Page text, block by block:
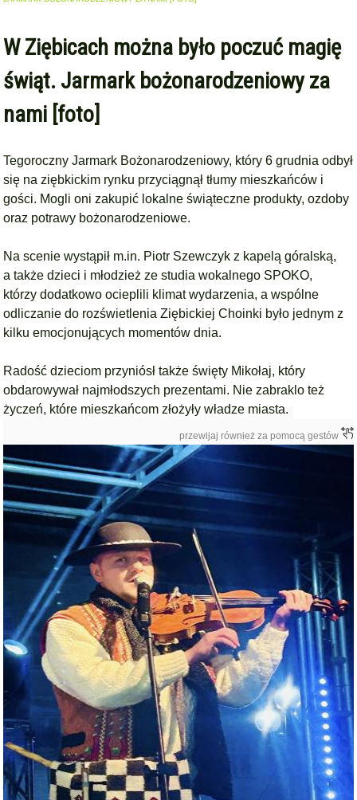
W Ziębicach można było poczuć magię
świąt. Jarmark bożonarodzeniowy za
nami [foto]
Tegoroczny Jarmark Bożonarodzeniowy, który 6 grudnia odbył
się na ziębkickim rynku przyciągnął tłumy mieszkańców i
gości. Mogli oni zakupić lokalne świąteczne produkty, ozdoby
oraz potrawy bożonarodzeniowe.
Na scenie wystąpił m.in. Piotr Szewczyk z kapelą góralską,
a także dzieci i młodzież ze studia wokalnego SPOKO,
którzy dodatkowo ocieplili klimat wydarzenia, a wspólne
odliczanie do rozświetlenia Ziębickiej Choinki było jednym z
kilku emocjonujących momentów dnia.
Radość dzieciom przyniósł także święty Mikołaj, który
obdarowywał najmłodszych prezentami. Nie zabraklo też
życzeń, które mieszkańcom złożyły władze miasta.
przewijaj również za pomocą gestów